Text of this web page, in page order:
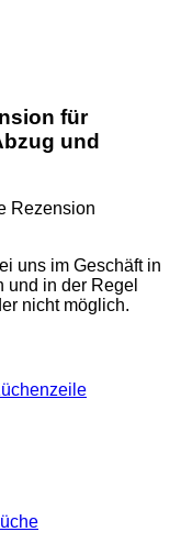
für
und
Rezension
uns im Geschäft in
und in der Regel
nicht möglich.